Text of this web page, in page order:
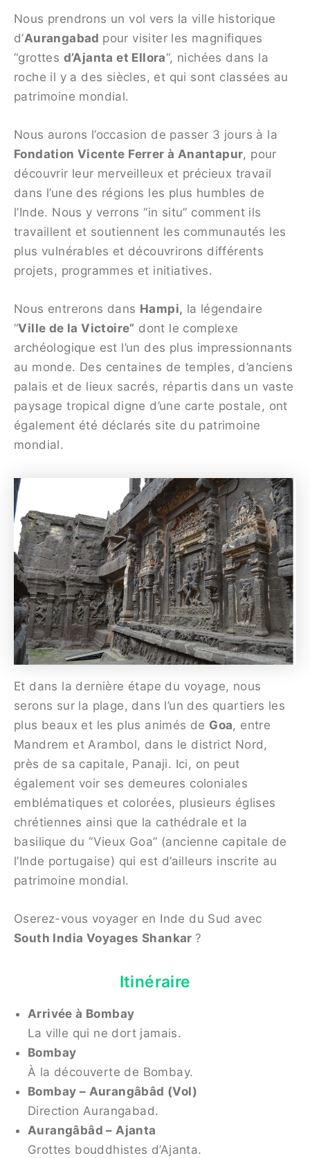
Nous prendrons un vol vers la ville historique
d’Aurangabad pour visiter les magnifiques
“grottes d’Ajanta et Ellora“, nichées dans la
roche il y a des siècles, et qui sont classées au
patrimoine mondial.
Nous aurons l’occasion de passer 3 jours à la
Fondation Vicente Ferrer à Anantapur, pour
découvrir leur merveilleux et précieux travail
dans l’une des régions les plus humbles de
l’Inde. Nous y verrons “in situ” comment ils
travaillent et soutiennent les communautés les
plus vulnérables et découvrirons différents
projets, programmes et initiatives.
Nous entrerons dans Hampi, la légendaire
“Ville de la Victoire” dont le complexe
archéologique est l’un des plus impressionnants
au monde. Des centaines de temples, d’anciens
palais et de lieux sacrés, répartis dans un vaste
paysage tropical digne d’une carte postale, ont
également été déclarés site du patrimoine
mondial.
Et dans la dernière étape du voyage, nous
serons sur la plage, dans l’un des quartiers les
plus beaux et les plus animés de Goa, entre
Mandrem et Arambol, dans le district Nord,
près de sa capitale, Panaji. Ici, on peut
également voir ses demeures coloniales
emblématiques et colorées, plusieurs églises
chrétiennes ainsi que la cathédrale et la
basilique du “Vieux Goa” (ancienne capitale de
l’Inde portugaise) qui est d’ailleurs inscrite au
patrimoine mondial.
Oserez-vous voyager en Inde du Sud avec
South India Voyages Shankar?
Itinéraire
Arrivée à Bombay
La ville qui ne dort jamais.
Bombay
À la découverte de Bombay.
Bombay – Aurangâbâd (Vol)
Direction Aurangabad.
Aurangâbâd – Ajanta
Grottes bouddhistes d’Ajanta.